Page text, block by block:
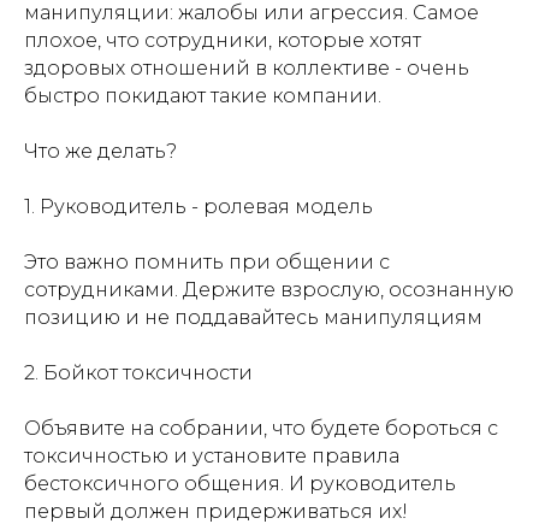
манипуляции: жалобы или агрессия. Самое
плохое, что сотрудники, которые хотят
здоровых отношений в коллективе - очень
быстро покидают такие компании.
Что же делать?
1. Руководитель - ролевая модель
Это важно помнить при общении с
сотрудниками. Держите взрослую, осознанную
позицию и не поддавайтесь манипуляциям
2. Бойкот токсичности
Объявите на собрании, что будете бороться с
токсичностью и установите правила
бестоксичного общения. И руководитель
первый должен придерживаться их!